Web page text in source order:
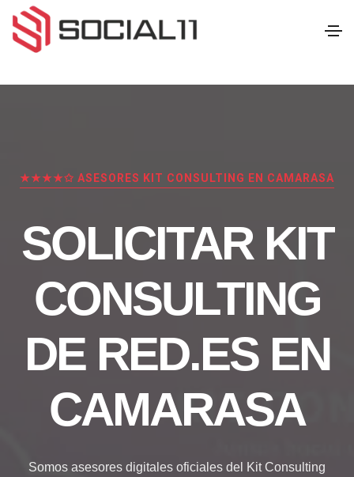
★★★★✩ ASESORES KIT CONSULTING EN CAMARASA
SOLICITAR KIT
CONSULTING
DE RED.ES EN
CAMARASA
Somos asesores digitales oficiales del Kit Consulting